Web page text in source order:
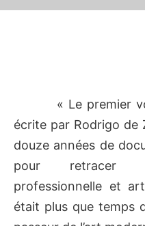
« Le premier
écrite par Rodrigo de
douze années de
pour retracer
professionnelle et
était plus que temps